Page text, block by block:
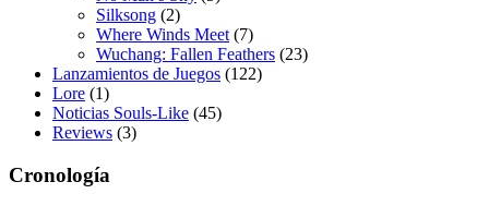
Silksong (2)
Where Winds Meet (7)
Wuchang: Fallen Feathers (23)
Lanzamientos de Juegos (122)
Lore (1)
Noticias Souls-Like (45)
Reviews (3)
Cronología